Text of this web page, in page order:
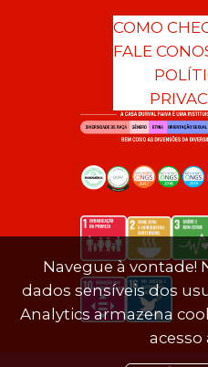
COMO
FALE
Navegue à vontade!
dados sensíveis dos
Analytics armazena
acesso